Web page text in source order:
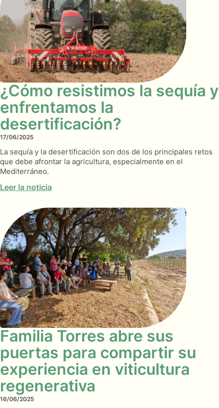
¿Cómo resistimos la sequía y
enfrentamos la
desertificación?
17/06/2025
La sequía y la desertificación son dos de los principales retos
que debe afrontar la agricultura, especialmente en el
Mediterráneo.
Leer la noticia
Familia Torres abre sus
puertas para compartir su
experiencia en viticultura
regenerativa
16/06/2025